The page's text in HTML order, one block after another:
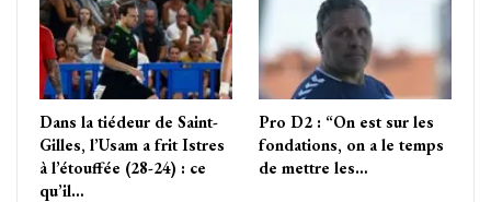
Dans la tiédeur de Saint-
Gilles, l’Usam a frit Istres
à l’étouffée (28-24) : ce
qu’il…
Pro D2 : “On est sur les
fondations, on a le temps
de mettre les…